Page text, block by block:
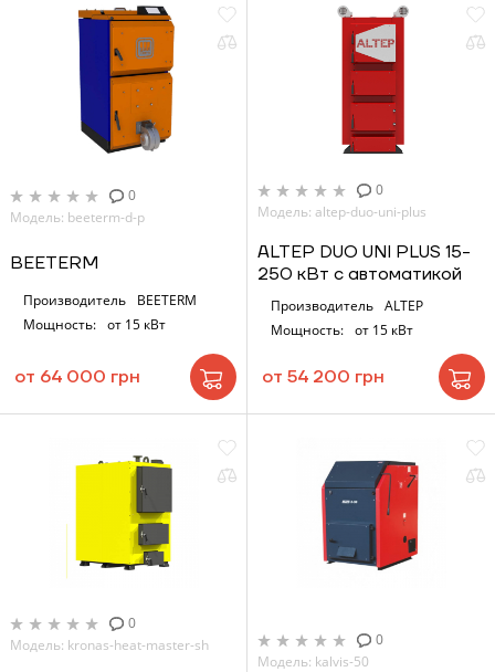
0
Модель: beeterm-d-p
BEETERM
Производитель
BEETERM
Мощность: от 15 кВт
от 64 000 грн
0
Модель: altep-duo-uni-plus
ALTEP DUO UNI PLUS 15-
250 кВт с автоматикой
Производитель ALTEP
Мощность: от 15 кВт
от 54 200 грн
0
Модель: kronas-heat-master-sh
0
Модель: kalvis-50